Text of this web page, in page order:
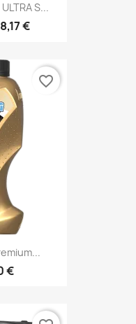
S...
€
€
favorite_border